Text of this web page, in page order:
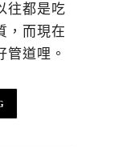
往都是吃
，而現在
管道哩。